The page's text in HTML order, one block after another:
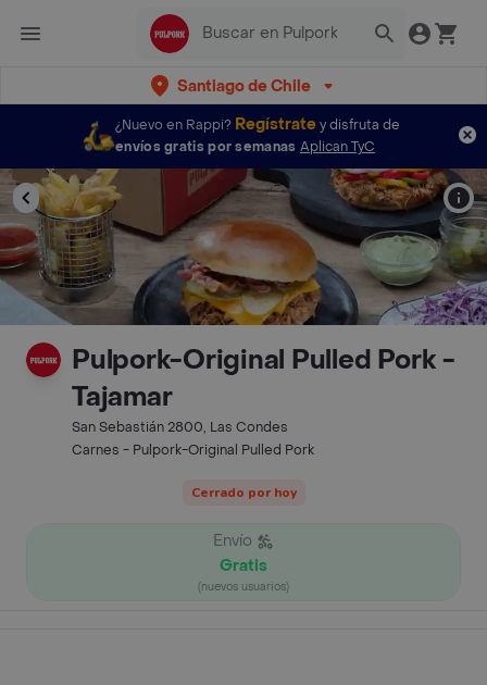
Santiago de Chile
¿Nuevo en Rappi? Regístratey disfruta de
envíos gratis por semanas Aplican TyC
Pulpork-Original Pulled Pork -
Tajamar
San Sebastián 2800, Las Condes
Carnes - Pulpork-Original Pulled Pork
Cerrado por hoy
Envío
Gratis
(nuevos usuarios)